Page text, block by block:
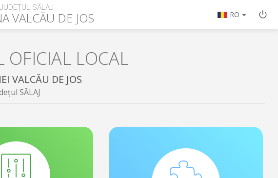
JUDEȚUL SĂLAJ
VALCĂU DE JOS RO
OFICIAL LOCAL
VALCĂU DE JOS
SĂLAJ